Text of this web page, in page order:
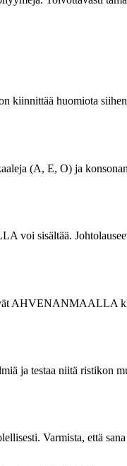
huomiota
(A, E, O) ja
sisältää.
ja testaa niitä ristikon
Varmista, että